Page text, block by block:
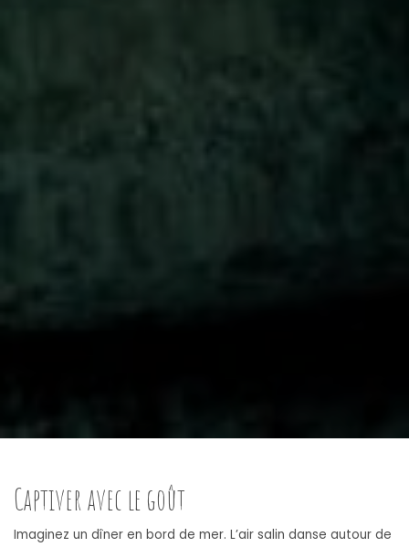
Captiver avec le goût
Imaginez un dîner en bord de mer. L’air salin danse autour de